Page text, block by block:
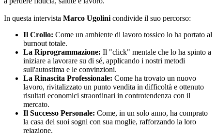
In questa intervista Marco Ugolini condivide il suo percorso:
Il Crollo: Come un ambiente di lavoro tossico lo ha portato al
burnout totale.
La Riprogrammazione: Il "click" mentale che lo ha spinto a
iniziare a lavorare su di sé, applicando i nostri metodi
sull'autostima e le convinzioni.
La Rinascita Professionale: Come ha trovato un nuovo
lavoro, rivitalizzato un punto vendita in difficoltà e ottenuto
risultati economici straordinari in controtendenza con il
mercato.
Il Successo Personale: Come, in un solo anno, ha comprato
la casa dei suoi sogni con sua moglie, rafforzando la loro
relazione.